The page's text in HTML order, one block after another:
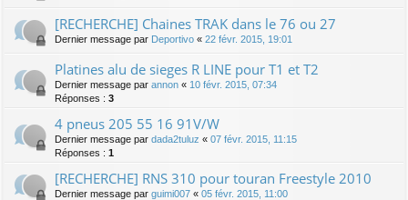
[RECHERCHE] Chaines TRAK dans le 76 ou 27
Dernier message par Deportivo « 22 févr. 2015, 19:01
Platines alu de sieges R LINE pour T1 et T2
Dernier message par annon « 10 févr. 2015, 07:34
Réponses : 3
4 pneus 205 55 16 91V/W
Dernier message par dada2tuluz « 07 févr. 2015, 11:15
Réponses : 1
[RECHERCHE] RNS 310 pour touran Freestyle 2010
Dernier message par guimi007 « 05 févr. 2015, 11:00